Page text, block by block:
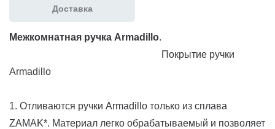
Доставка
Межкомнатная ручка Armadillo.
Покрытие ручки
Armadillo
1. Отливаются ручки Armadillo только из сплава
ZAMAK*. Материал легко обрабатываемый и позволяет